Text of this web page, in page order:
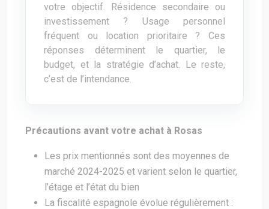
votre objectif. Résidence secondaire ou
investissement ? Usage personnel
fréquent ou location prioritaire ? Ces
réponses déterminent le quartier, le
budget, et la stratégie d’achat. Le reste,
c’est de l’intendance.
Précautions avant votre achat à Rosas
Les prix mentionnés sont des moyennes de
marché 2024-2025 et varient selon le quartier,
l’étage et l’état du bien
La fiscalité espagnole évolue régulièrement :